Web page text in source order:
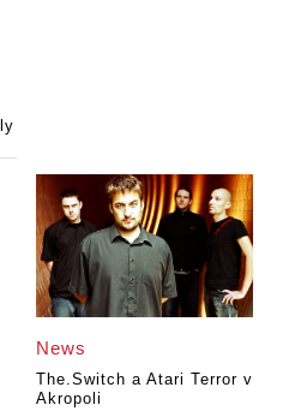
News
The.Switch a Atari Terror v
Akropoli